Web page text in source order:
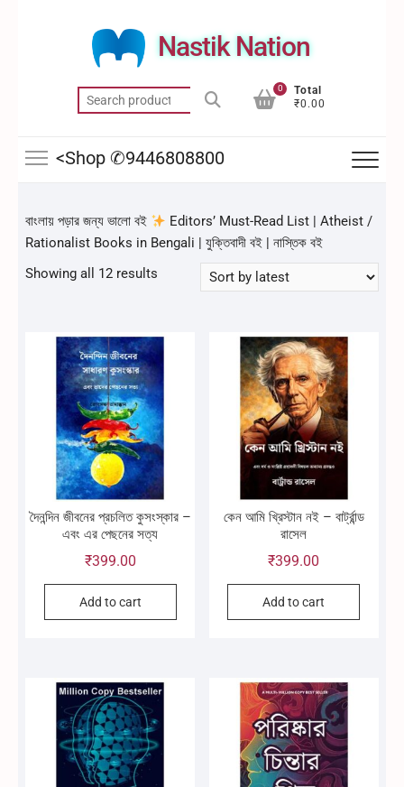
Nastik Nation
Search
for:
0
Total
₹0.00
<Shop ✆9446808800
বাংলায় পড়ার জন্য ভালো বই
Editors’ Must-Read List | Atheist /
Rationalist Books in Bengali | যুক্তিবাদী বই | নাস্তিক বই
Showing all 12 results
দৈনন্দিন জীবনের প্রচলিত কুসংস্কার –
এবং এর পেছনের সত্য
₹399.00
Add to cart
কেন আমি খ্রিস্টান নই – বার্ট্রান্ড
রাসেল
₹399.00
Add to cart